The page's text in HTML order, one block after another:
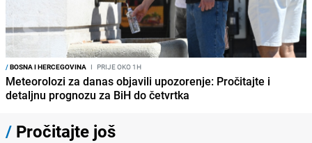
/BOSNA I HERCEGOVINA I PRIJE OKO 1H
Meteorolozi za danas objavili upozorenje: Pročitajte i
detaljnu prognozu za BiH do četvrtka
/ Pročitajte još